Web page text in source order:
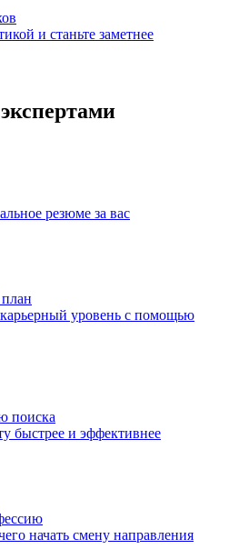
и станьте заметнее
резюме за вас
уровень с помощью
поиска
быстрее и эффективнее
начать смену направления